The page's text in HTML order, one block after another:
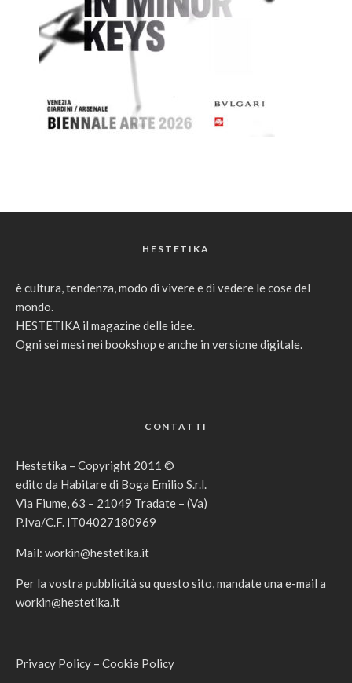
HESTETIKA
è cultura, tendenza, modo di vivere e di vedere le cose del
mondo.
HESTETIKA il magazine delle idee.
Ogni sei mesi nei bookshop e anche in versione digitale.
CONTATTI
Hestetika – Copyright 2011 ©
edito da Habitare di Boga Emilio S.r.l.
Via Fiume, 63 – 21049 Tradate – (Va)
P.Iva/C.F. IT04027180969
Mail: workin@hestetika.it
Per la vostra pubblicità su questo sito, mandate una e-mail a
workin@hestetika.it
Privacy Policy – Cookie Policy